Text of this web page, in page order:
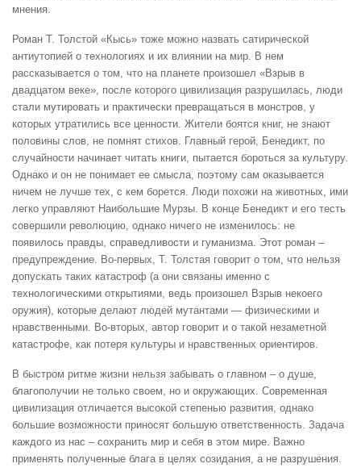
мнения.
Роман Т. Толстой «Кысь» тоже можно назвать сатирической
антиутопией о технологиях и их влиянии на мир. В нем
рассказывается о том, что на планете произошел «Взрыв в
двадцатом веке», после которого цивилизация разрушилась, люди
стали мутировать и практически превращаться в монстров, у
которых утратились все ценности. Жители боятся книг, не знают
половины слов, не помнят стихов. Главный герой, Бенедикт, по
случайности начинает читать книги, пытается бороться за культуру.
Однако и он не понимает ее смысла, поэтому сам оказывается
ничем не лучше тех, с кем борется. Люди похожи на животных, ими
легко управляют Наибольшие Мурзы. В конце Бенедикт и его тесть
совершили революцию, однако ничего не изменилось: не
появилось правды, справедливости и гуманизма. Этот роман –
предупреждение. Во-первых, Т. Толстая говорит о том, что нельзя
допускать таких катастроф (а они связаны именно с
технологическими открытиями, ведь произошел Взрыв некоего
оружия), которые делают людей мутантами — физическими и
нравственными. Во-вторых, автор говорит и о такой незаметной
катастрофе, как потеря культуры и нравственных ориентиров.
В быстром ритме жизни нельзя забывать о главном – о душе,
благополучии не только своем, но и окружающих. Современная
цивилизация отличается высокой степенью развития, однако
большие возможности приносят большую ответственность. Задача
каждого из нас – сохранить мир и себя в этом мире. Важно
применять полученные блага в целях созидания, а не разрушения.